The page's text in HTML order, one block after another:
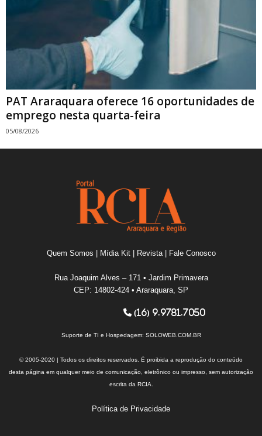
PAT Araraquara oferece 16 oportunidades de
emprego nesta quarta-feira
05/08/2026
Quem Somos Mídia Kit| Revista| Fale Conosco
Rua Joaquim Alves – 171 • Jardim Primavera
CEP: 14802-424 • Araraquara, SP
(16) 9.9781.7050
Suporte de TI e Hospedagem: SOLOWEB.COM.BR
© 2005-2020 | Todos os direitos reservados. É proibida a reprodução do conteúdo
desta página em qualquer meio de comunicação, eletrônico ou impresso, sem autorização
escrita da RCIA.
Política de Privacidade